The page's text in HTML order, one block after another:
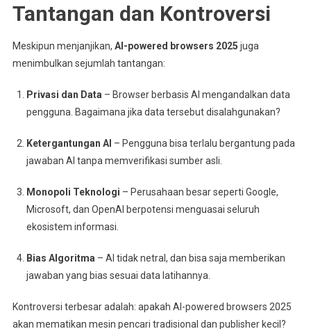
Tantangan dan Kontroversi
Meskipun menjanjikan, AI-powered browsers 2025 juga
menimbulkan sejumlah tantangan:
Privasi dan Data – Browser berbasis AI mengandalkan data
pengguna. Bagaimana jika data tersebut disalahgunakan?
Ketergantungan AI – Pengguna bisa terlalu bergantung pada
jawaban AI tanpa memverifikasi sumber asli.
Monopoli Teknologi – Perusahaan besar seperti Google,
Microsoft, dan OpenAI berpotensi menguasai seluruh
ekosistem informasi.
Bias Algoritma – AI tidak netral, dan bisa saja memberikan
jawaban yang bias sesuai data latihannya.
Kontroversi terbesar adalah: apakah AI-powered browsers 2025
akan mematikan mesin pencari tradisional dan publisher kecil?